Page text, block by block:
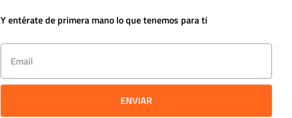
Y entérate de primera mano lo que tenemos para ti
ENVIAR